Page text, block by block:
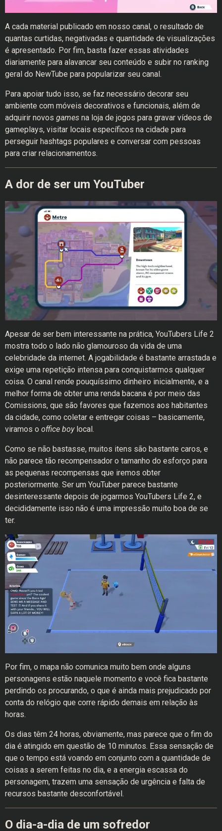
A cada material publicado em nosso canal, o resultado de
quantas curtidas, negativadas e quantidade de visualizações
é apresentado. Por fim, basta fazer essas atividades
diariamente para alavancar seu conteúdo e subir no ranking
geral do NewTube para popularizar seu canal.
Para apoiar tudo isso, se faz necessário decorar seu
ambiente com móveis decorativos e funcionais, além de
adquirir novos games na loja de jogos para gravar vídeos de
gameplays, visitar locais específicos na cidade para
perseguir hashtags populares e conversar com pessoas
para criar relacionamentos.
A dor de ser um YouTuber
Apesar de ser bem interessante na prática, YouTubers Life 2
mostra todo o lado não glamouroso da vida de uma
celebridade da internet. A jogabilidade é bastante arrastada e
exige uma repetição intensa para conquistarmos qualquer
coisa. O canal rende pouquíssimo dinheiro inicialmente, e a
melhor forma de obter uma renda bacana é por meio das
Comissions, que são favores que fazemos aos habitantes
da cidade, como coletar e entregar coisas – basicamente,
viramos o office boylocal.
Como se não bastasse, muitos itens são bastante caros, e
não parece tão recompensador o tamanho do esforço para
as pequenas recompensas que iremos obter
posteriormente. Ser um YouTuber parece bastante
desinteressante depois de jogarmos YouTubers Life 2, e
decididamente isso não é uma impressão muito boa de se
ter.
Por fim, o mapa não comunica muito bem onde alguns
personagens estão naquele momento e você fica bastante
perdindo os procurando, o que é ainda mais prejudicado por
conta do relógio que corre rápido demais em relação às
horas.
Os dias têm 24 horas, obviamente, mas parece que o fim do
dia é atingido em questão de 10 minutos. Essa sensação de
que o tempo está voando em conjunto com a quantidade de
coisas a serem feitas no dia, e a energia escassa do
personagem, trazem uma sensação de urgência e falta de
recursos bastante desconfortável.
O dia-a-dia de um sofredor